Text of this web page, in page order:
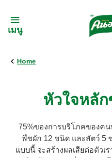
เมนู
กลับ
สูตรอาหาร
เมนูอาหารตามประเภทการ
Home
หัวใจหลั
75%ของการบริโภคของค
พืชผัก 12 ชนิด และสัตว์ 5
แบบนี้ จะสร้างผลเสียต่อตัวเ